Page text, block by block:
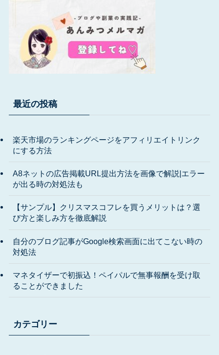
最近の投稿
楽天市場のランキングページをアフィリエイトリンク
にする方法
A8ネットの広告掲載URL提出方法を画像で解説|エラー
が出る時の対処法も
【サンプル】クリスマスコフレを買うメリットは？選
び方と楽しみ方を徹底解説
自分のブログ記事がGoogle検索画面に出てこない時の
対処法
マネタイザーで初振込！ペイパルで無事報酬を受け取
ることができました
カテゴリー